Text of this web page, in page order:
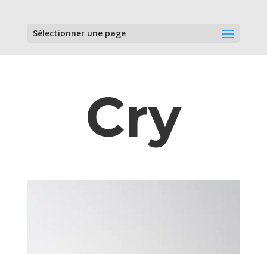
Sélectionner une page
Cry